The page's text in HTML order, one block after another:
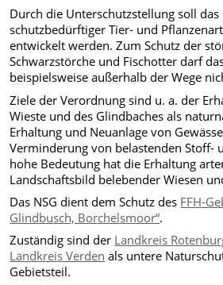
Durch die Unterschutzstellung soll
schutzbedürftiger Tier- und
entwickelt werden. Zum Schutz der
Schwarzstörche und Fischotter darf
beispielsweise außerhalb der Wege
Ziele der Verordnung sind u. a. der
Wieste und des Glindbaches als
Erhaltung und Neuanlage von
Verminderung von belastenden Stoff-
hohe Bedeutung hat die Erhaltung
Landschaftsbild belebender Wiesen
Das NSG dient dem Schutz des FFH-
Glindbusch, Borchelsmoor“.
Zuständig sind der Landkreis
Landkreis Verden als untere
Gebietsteil.